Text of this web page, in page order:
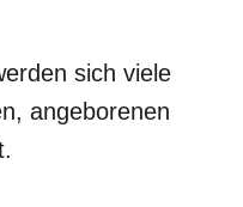
sich viele
angeborenen